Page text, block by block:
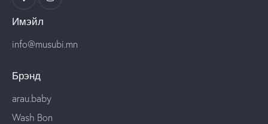
Имэйл
info@musubi.mn
Брэнд
arau.baby
Wash Bon